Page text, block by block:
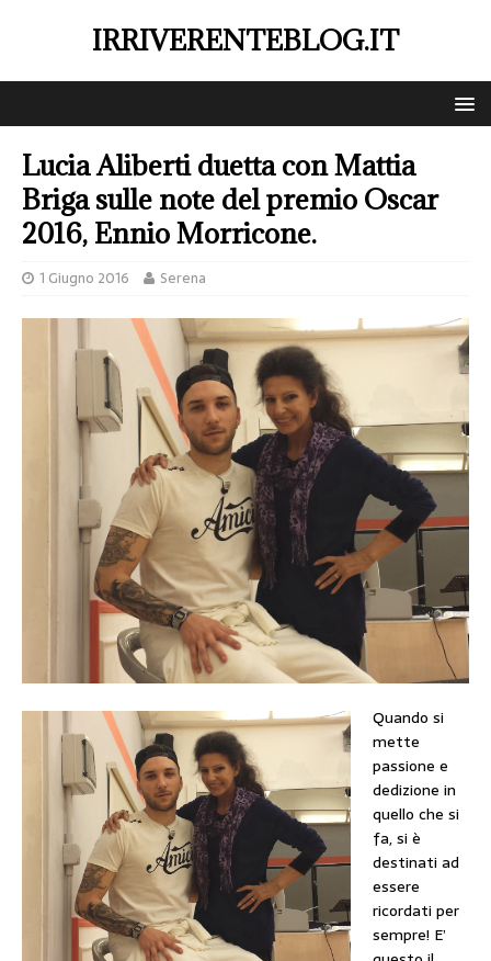
IRRIVERENTEBLOG.IT
Lucia Aliberti duetta con Mattia
Briga sulle note del premio Oscar
2016, Ennio Morricone.
1 Giugno 2016 Serena
Quando si
mette
passione e
dedizione in
quello che si
fa, si è
destinati ad
essere
ricordati per
sempre! E’